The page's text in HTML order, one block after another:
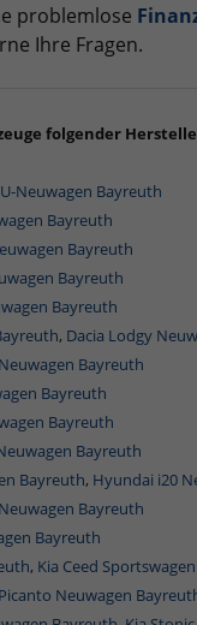
problemlose
Ihre Fragen.
folgender
Neuwagen Bayreuth
Bayreuth
Bayreuth
Bayreuth
Bayreuth
, Dacia Lodgy
Bayreuth
Bayreuth
Bayreuth
Bayreuth
Bayreuth, Hyundai i20
Bayreuth
Bayreuth
, Kia Ceed
Neuwagen